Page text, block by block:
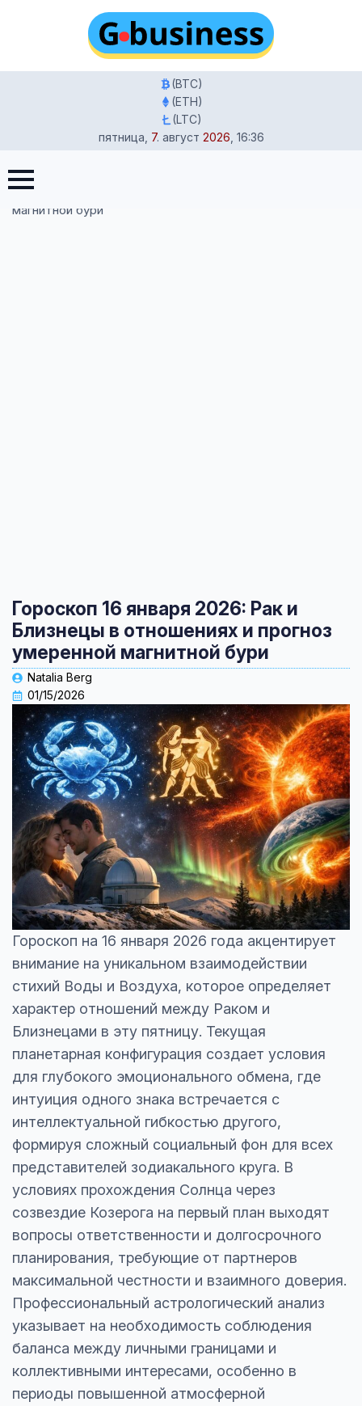
(BTC)
(ETH)
(LTC)
пятница 7. август 2026 16:36
Главная
Рак и Близнецы в отношениях и прогноз умеренной
магнитной бури
Гороскоп 16 января 2026: Рак и
Близнецы в отношениях и прогноз
умеренной магнитной бури
Natalia Berg
01/15/2026
Гороскоп на 16 января 2026 года акцентирует
внимание на уникальном взаимодействии
стихий Воды и Воздуха, которое определяет
характер отношений между Раком и
Близнецами в эту пятницу. Текущая
планетарная конфигурация создает условия
для глубокого эмоционального обмена, где
интуиция одного знака встречается с
интеллектуальной гибкостью другого,
формируя сложный социальный фон для всех
представителей зодиакального круга. В
условиях прохождения Солнца через
созвездие Козерога на первый план выходят
вопросы ответственности и долгосрочного
планирования, требующие от партнеров
максимальной честности и взаимного доверия.
Профессиональный астрологический анализ
указывает на необходимость соблюдения
баланса между личными границами и
коллективными интересами, особенно в
периоды повышенной атмосферной